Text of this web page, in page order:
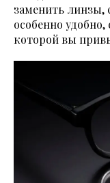
заменить линзы,
особенно
которой вы